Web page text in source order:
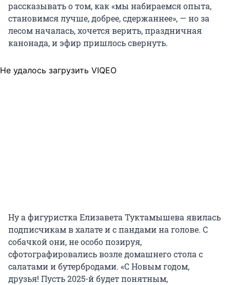
рассказывать о том, как «мы набираемся опыта,
становимся лучше, добрее, сдержаннее», — но за
лесом началась, хочется верить, праздничная
канонада, и эфир пришлось свернуть.
Не удалось загрузить VIQEO
Ну а фигуристка Елизавета Туктамышева явилась
подписчикам в халате и с пандами на голове. С
собачкой они, не особо позируя,
сфотографировались возле домашнего стола с
салатами и бутербродами. «С Новым годом,
друзья! Пусть 2025-й будет понятным,